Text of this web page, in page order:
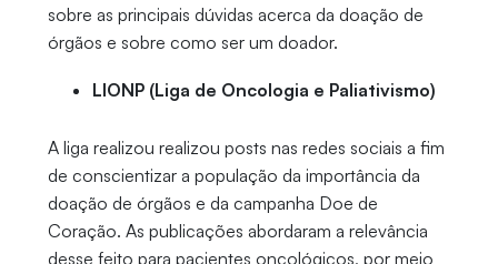
sobre as principais dúvidas acerca da doação de
órgãos e sobre como ser um doador.
LIONP (Liga de Oncologia e Paliativismo)
A liga realizou realizou posts nas redes sociais a fim
de conscientizar a população da importância da
doação de órgãos e da campanha Doe de
Coração. As publicações abordaram a relevância
desse feito para pacientes oncológicos, por meio